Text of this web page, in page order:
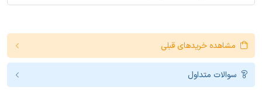
مشاهده خریدهای قبلی
سوالات متداول